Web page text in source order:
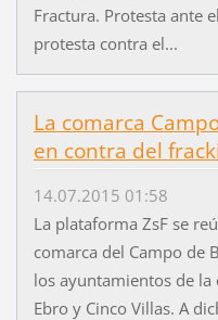
Fractura. Protesta ante
protesta contra el...
La comarca
en contra del
14.07.2015 01:58
La plataforma ZsF se
comarca del Campo de
los ayuntamientos de la
Ebro y Cinco Villas. A